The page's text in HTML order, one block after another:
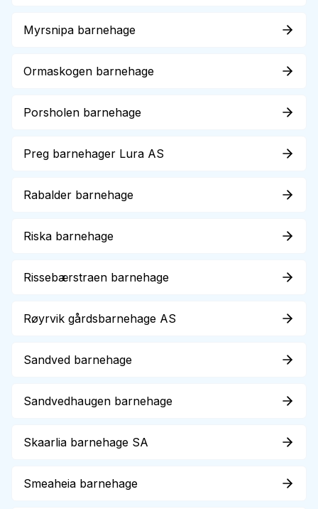
Myrsnipa barnehage
Ormaskogen barnehage
Porsholen barnehage
Preg barnehager Lura AS
Rabalder barnehage
Riska barnehage
Rissebærstraen barnehage
Røyrvik gårdsbarnehage AS
Sandved barnehage
Sandvedhaugen barnehage
Skaarlia barnehage SA
Smeaheia barnehage